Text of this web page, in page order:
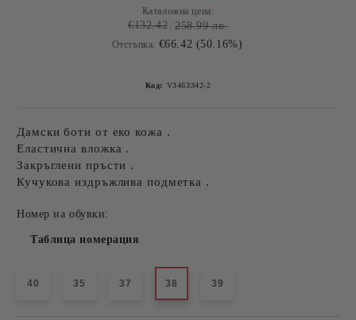
Каталожна цена:
€132.42 258.99 лв.
Отстъпка: €66.42 (50.16%)
Код: V3463342-2
Дамски боти от еко кожа .
Еластична вложка .
Закръглени пръсти .
Кучукова издръжлива подметка .
Номер на обувки:
Таблица номерация
40 35 37 38 39